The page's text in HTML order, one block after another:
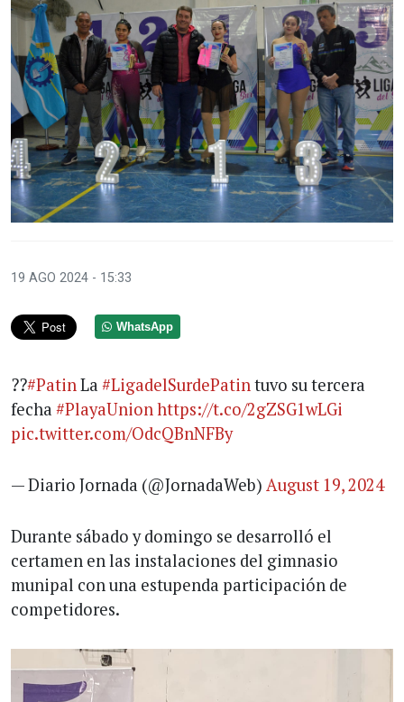
19 AGO 2024 - 15:33
WhatsApp
??#Patin La #LigadelSurdePatin tuvo su tercera
fecha #PlayaUnion https://t.co/2gZSG1wLGi
pic.twitter.com/OdcQBnNFBy
— Diario Jornada (@JornadaWeb) August 19, 2024
Durante sábado y domingo se desarrolló el
certamen en las instalaciones del gimnasio
munipal con una estupenda participación de
competidores.